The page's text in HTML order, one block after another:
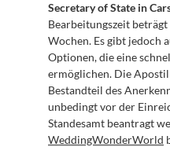
Secretary of State in
Bearbeitungszeit
Wochen. Es gibt jedoch
Optionen, die eine
ermöglichen. Die
Bestandteil des
unbedingt vor der
WeddingWonderWorld